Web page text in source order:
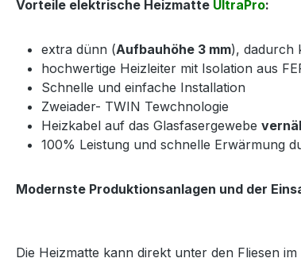
Vorteile elektrische Heizmatte UltraPro:
extra dünn (Aufbauhöhe 3 mm), dadurch
hochwertige Heizleiter mit Isolation aus
Schnelle und einfache Installation
Zweiader- TWIN Tewchnologie
Heizkabel auf das Glasfasergewebe
100% Leistung und schnelle Erwärmung
Modernste Produktionsanlagen und der
Die Heizmatte kann direkt unter den Fliesen